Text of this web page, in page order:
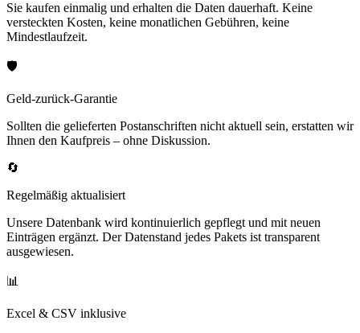
Sie kaufen einmalig und erhalten die Daten dauerhaft. Keine
versteckten Kosten, keine monatlichen Gebühren, keine
Mindestlaufzeit.
🛡️
Geld-zurück-Garantie
Sollten die gelieferten Postanschriften nicht aktuell sein, erstatten wir
Ihnen den Kaufpreis – ohne Diskussion.
🔄
Regelmäßig aktualisiert
Unsere Datenbank wird kontinuierlich gepflegt und mit neuen
Einträgen ergänzt. Der Datenstand jedes Pakets ist transparent
ausgewiesen.
📊
Excel & CSV inklusive